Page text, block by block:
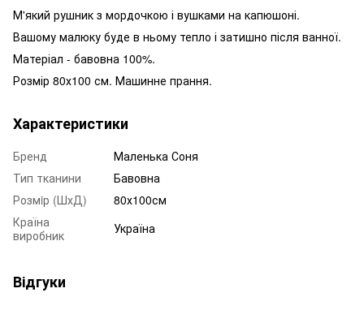
М'який рушник з мордочкою і вушками на капюшоні.
Вашому малюку буде в ньому тепло і затишно після ванної.
Матеріал - бавовна 100%.
Розмір 80х100 см. Машинне прання.
Характеристики
Бренд
Маленька Соня
Тип тканини
Бавовна
Розмiр (ШхД)
80х100см
Країна
виробник
Україна
Відгуки